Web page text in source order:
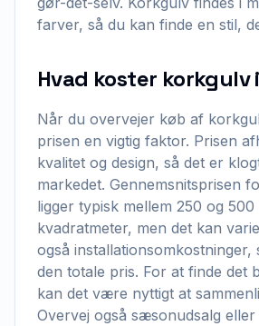
farver, så du kan finde en stil,
Hvad koster korkgulv
Når du overvejer køb af
prisen en vigtig faktor. Prisen
kvalitet og design, så det er
markedet. Gennemsnitsprisen
ligger typisk mellem 250 og 500
kvadratmeter, men det kan
også installationsomkostninger,
den totale pris. For at finde det
kan det være nyttigt at
Overvej også sæsonudsalg